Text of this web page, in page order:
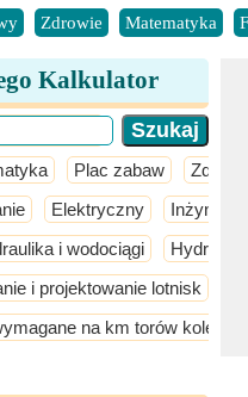
Zdrowie Matematyka
Kalkulator
Plac zabaw Zdrowie
Elektryczny Inżynieria
i wodociągi
i projektowanie lotnisk
na km torów